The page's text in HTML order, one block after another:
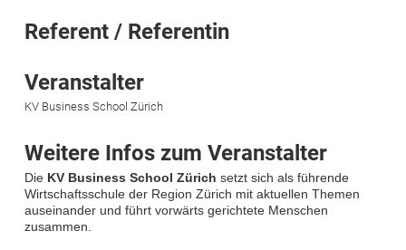
Referent / Referentin
Veranstalter
KV Business School Zürich
Weitere Infos zum Veranstalter
Die KV Business School Zürich setzt sich als führende
Wirtschaftsschule der Region Zürich mit aktuellen Themen
auseinander und führt vorwärts gerichtete Menschen
zusammen.